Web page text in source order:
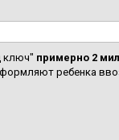
ключ" примерно 2
ребенка